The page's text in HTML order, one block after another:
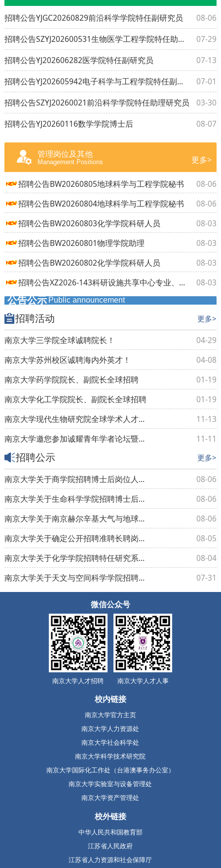
招聘公告YJGC20260829前沿科学学院特任副研究员
08-06
招聘公告SZYJ202600531生物医学工程学院特任助理研究员
07-29
招聘公告YJ202606282医学院特任副研究员
07-13
招聘公告YJ202605942电子科学与工程学院特任副研究员
07-01
招聘公告SZYJ20260021前沿科学学院特任助理研究员
03-30
招聘公告YJ20260116数学学院博士后
08-07
管理岗位及其他
Management Positions 更多>
招聘公告BW20260805地球科学与工程学院秘书
08-06
招聘公告BW20260804地球科学与工程学院秘书
08-06
招聘公告BW20260803化学学院科研人员
08-03
招聘公告BW20260801物理学院助理
08-03
招聘公告BW20260802化学学院科研人员
08-03
招聘公告XZ2026-143科研设施共享中心专业、技术人员
08-03
公告公示 Public announcement
招聘活动 更多>
南京大学三学院全球诚聘院长！
04-29
南京大学苏州校区诚聘海内外英才！
04-08
南京大学药学院院长、副院长全球招聘
01-19
南京大学化工学院院长、副院长全球招聘
01-19
南京大学现代生物研究院全球学术人才招聘
11-13
南京大学邀您参加诚耀青年学者论坛暨校园“开放日”
11-11
招聘公示 更多>
南京大学关于商学院招聘博士后岗位人选的公示
08-06
南京大学关于生命科学学院招聘博士后岗位人选的公示
08-06
南京大学关于南京赫尔辛基大气与地球系统科学学院招聘博士后岗位人选的公示
08-06
南京大学关于确定公开招聘准聘长聘岗位聘任候选人的公示 2026年SZ26号（苏州）
08-05
南京大学关于化学学院招聘特任研究系列岗位人选的公示
08-04
南京大学关于天文与空间科学学院招聘博士后岗位人选的公示
07-31
微信公众号
南京大学人才招聘 南京大学人才人事
校内链接
南京大学官方主页
南京大学人力资源处
南京大学社会科学处
南京大学科学技术研究院
南京大学国际化工作处（台港澳事务办公室）
南京大学实验室与设备管理处
南京大学资产管理处
校外链接
中华人民共和国教育部
江苏省人民政府
江苏省人力资源和社会保障厅